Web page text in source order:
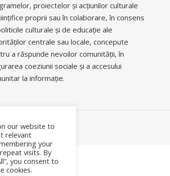
proiectelor și acțiunilor culturale
proprii sau în colaborare, în consens
culturale și de educație ale
centrale sau locale, concepute
a răspunde nevoilor comunității, în
coeziunii sociale și a accesului
la informație.
our website to
relevant
your
visits. By
you consent to
cookies.